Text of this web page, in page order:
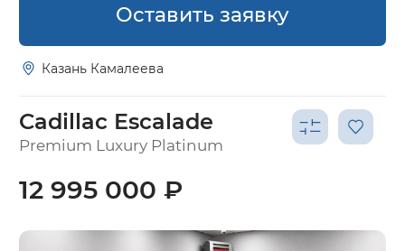
Оставить заявку
Казань Камалеева
Cadillac Escalade
Premium Luxury Platinum
12 995 000 ₽